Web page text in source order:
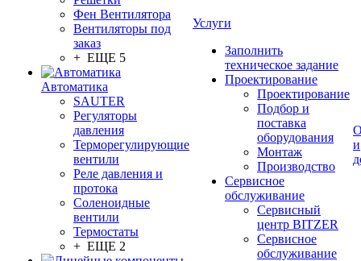
Фен Вентилятора
Вентиляторы под
заказ
+ ЕЩЕ 5
Автоматика
SAUTER
Регуляторы
давления
Терморегулирующие
вентили
Реле давления и
протока
Соленоидные
вентили
Термостаты
+ ЕЩЕ 2
Услуги
Заполнить
техническое задание
Проектирование
Проектирование
Подбор и
поставка
оборудования
Монтаж
Производство
Сервисное
обслуживание
Сервисный
центр BITZER
Сервисное
обслуживание
и